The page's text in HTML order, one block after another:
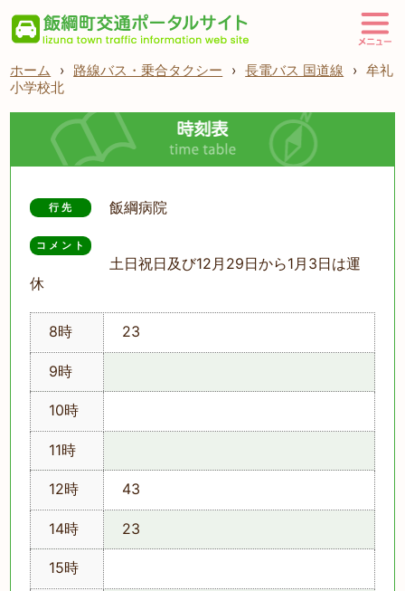
ホーム › 路線バス・乗合タクシー › 長電バス 国道線 › 牟礼
小学校北
行先 飯綱病院
コメント
土日祝日及び12月29日から1月3日は運
休
8時 23
9時
10時
11時
12時 43
14時 23
15時